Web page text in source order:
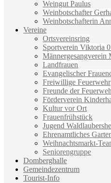
Weingut Paulus
Weinbotschafter
Weinbotschafterin
Vereine
Ortsvereinsring
Sportverein Viktoria
Männergesangverein
Landfrauen
Evangelischer
Freiwillige Feuerwehr
Freunde der
Förderverein
Kultur vor Ort
Frauenfrühstück
Jugend
Ehrenamtliches
Weihnachtsmarkt-
Seniorengruppe
Domberghalle
Gemeindezentrum
Tourist-Info